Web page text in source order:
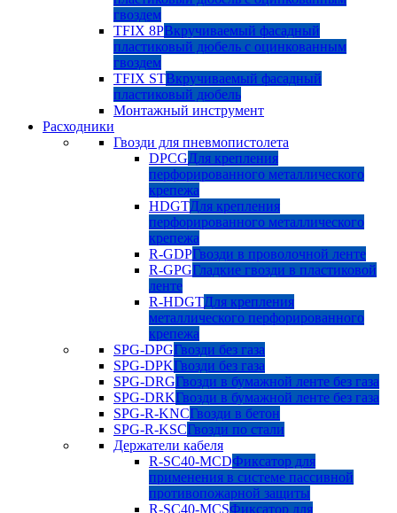
гвоздем
TFIX 8PВкручиваемый фасадный
пластиковый дюбель с оцинкованным
гвоздем
TFIX STВкручиваемый фасадный
пластиковый дюбель
Монтажный инструмент
Расходники
Гвозди для пневмопистолета
DPCGДля крепления
перфорированного металлического
крепежа
HDGTДля крепления
перфорированного металлического
крепежа
R-GDPГвозди в проволочной ленте
R-GPGГладкие гвозди в пластиковой
ленте
R-HDGTДля крепления
металлического перфорированного
крепежа
SPG-DPGГвозди без газа
SPG-DPKГвозди без газа
SPG-DRGГвозди в бумажной ленте без газа
SPG-DRKГвозди в бумажной ленте без газа
SPG-R-KNCГвозди в бетон
SPG-R-KSCГвозди по стали
Держатели кабеля
R-SC40-MCDФиксатор для
применения в системе пассивной
противопожарной защиты
R-SC40-MCSФиксатор для